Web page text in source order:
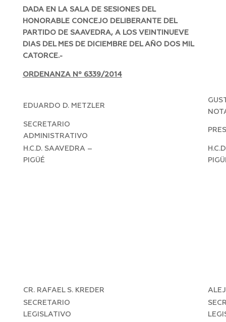
DADA EN LA SALA DE SESIONES DEL
HONORABLE CONCEJO DELIBERANTE DEL
PARTIDO DE SAAVEDRA, A LOS VEINTINUEVE
DIAS DEL MES DE DICIEMBRE DEL AÑO DOS MIL
CATORCE.-
ORDENANZA Nº 6339/2014
EDUARDO D. METZLER
SECRETARIO
ADMINISTRATIVO
H.C.D. SAAVEDRA –
PIGÜÉ
CR. RAFAEL S. KREDER
SECRETARIO
LEGISLATIVO